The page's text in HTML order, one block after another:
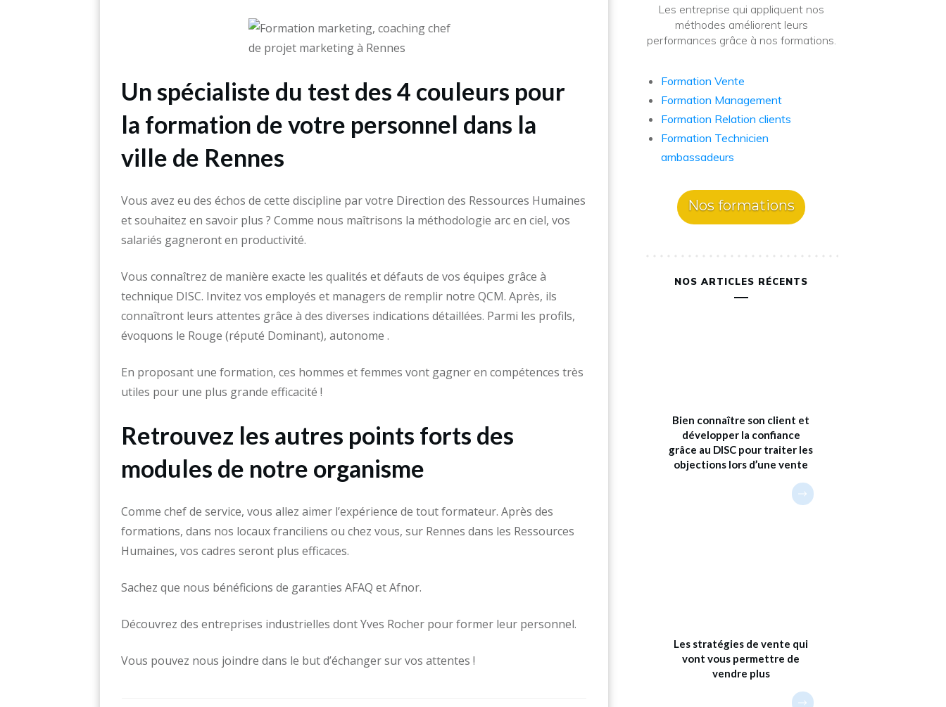
Un spécialiste du test des 4 couleurs pour
la formation de votre personnel dans la
ville de Rennes
Vous avez eu des échos de cette discipline par votre Direction des Ressources Humaines
et souhaitez en savoir plus ? Comme nous maîtrisons la méthodologie arc en ciel, vos
salariés gagneront en productivité.
Vous connaîtrez de manière exacte les qualités et défauts de vos équipes grâce à
technique DISC. Invitez vos employés et managers de remplir notre QCM. Après, ils
connaîtront leurs attentes grâce à des diverses indications détaillées. Parmi les profils,
évoquons le Rouge (réputé Dominant), autonome .
En proposant une formation, ces hommes et femmes vont gagner en compétences très
utiles pour une plus grande efficacité !
Retrouvez les autres points forts des
modules de notre organisme
Comme chef de service, vous allez aimer l’expérience de tout formateur. Après des
formations, dans nos locaux franciliens ou chez vous, sur Rennes dans les Ressources
Humaines, vos cadres seront plus efficaces.
Sachez que nous bénéficions de garanties AFAQ et Afnor.
Découvrez des entreprises industrielles dont Yves Rocher pour former leur personnel.
Vous pouvez nous joindre dans le but d’échanger sur vos attentes !
Les entreprise qui appliquent nos
méthodes améliorent leurs
performances grâce à nos formations.
Formation Vente
Formation Management
Formation Relation clients
Formation Technicien
ambassadeurs
Nos formations
NOS ARTICLES RÉCENTS
Bien connaître son client et
développer la confiance
grâce au DISC pour traiter les
objections lors d’une vente
Les stratégies de vente qui
vont vous permettre de
vendre plus